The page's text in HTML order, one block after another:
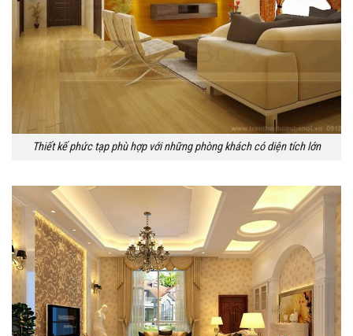
Thiết kế phức tạp phù hợp với những phòng khách có diện tích lớn